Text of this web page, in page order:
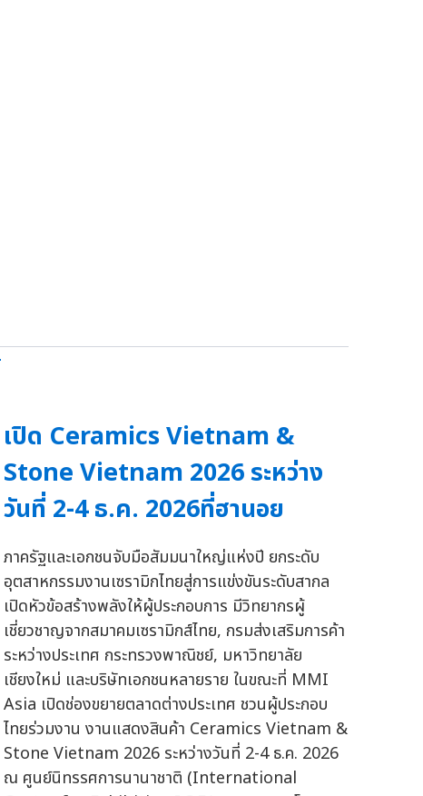
เปิด Ceramics Vietnam &
Stone Vietnam 2026 ระหว่าง
วันที่ 2-4 ธ.ค. 2026ที่ฮานอย
ภาครัฐและเอกชนจับมือสัมมนาใหญ่แห่งปี ยกระดับ
อุตสาหกรรมงานเซรามิกไทยสู่การแข่งขันระดับสากล
เปิดหัวข้อสร้างพลังให้ผู้ประกอบการ มีวิทยากรผู้
เชี่ยวชาญจากสมาคมเซรามิกส์ไทย, กรมส่งเสริมการค้า
ระหว่างประเทศ กระทรวงพาณิชย์, มหาวิทยาลัย
เชียงใหม่ และบริษัทเอกชนหลายราย ในขณะที่ MMI
Asia เปิดช่องขยายตลาดต่างประเทศ ชวนผู้ประกอบ
ไทยร่วมงาน งานแสดงสินค้า Ceramics Vietnam &
Stone Vietnam 2026 ระหว่างวันที่ 2-4 ธ.ค. 2026
ณ ศูนย์นิทรรศการนานาชาติ (International